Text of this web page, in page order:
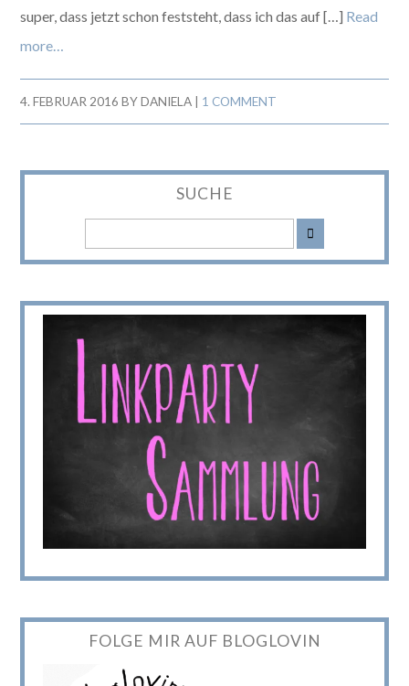
super, dass jetzt schon feststeht, dass ich das auf […] Read
more…
4. FEBRUAR 2016 BYDANIELA 1 COMMENT
SUCHE
FOLGE MIR AUF BLOGLOVIN